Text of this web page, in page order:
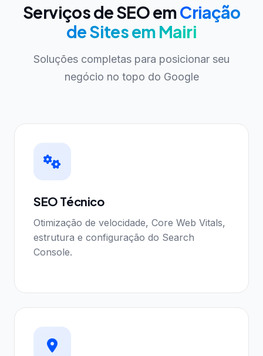
Serviços de SEO emCriação
de Sites em Mairi
Soluções completas para posicionar seu
negócio no topo do Google
SEO Técnico
Otimização de velocidade, Core Web Vitals,
estrutura e configuração do Search
Console.